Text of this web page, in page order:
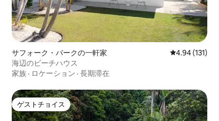
サフォーク・パークの一軒家 レビュー131
4.94 (131)
海辺のビーチハウス
家族 · ロケーション · 長期滞在
ゲストチョイス
ゲストチョイス